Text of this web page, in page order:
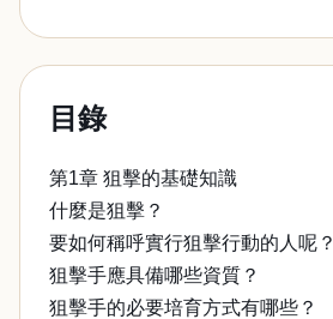
目錄
第1章 狙擊的基礎知識
什麼是狙擊？
要如何稱呼實行狙擊行動的人呢？
狙擊手應具備哪些資質？
狙擊手的必要培育方式有哪些？